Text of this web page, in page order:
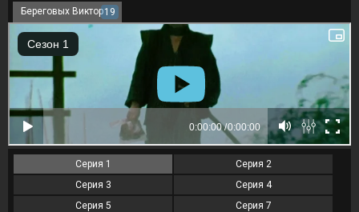
Береговых Виктор19
Серия 1
Серия 2
Серия 3
Серия 4
Серия 5
Серия 7